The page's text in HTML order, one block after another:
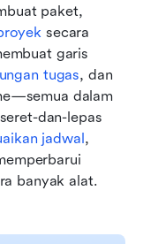
paket,
secara
garis
tugas, dan
dalam
dan-lepas
jadwal,
banyak alat.